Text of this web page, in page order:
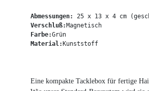
Abmessungen:
Verschluß:
Farbe:
Material: Kunststoff
Eine kompakte Tacklebox für fertige